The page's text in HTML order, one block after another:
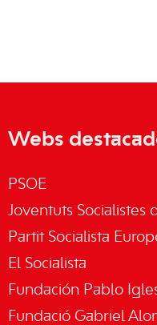
Webs
PSOE
Joventuts Socialistes
Partit Socialista
El Socialista
Fundación Pablo
Fundació Gabriel